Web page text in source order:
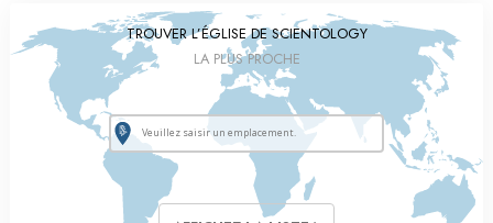
TROUVER L’ÉGLISE DE SCIENTOLOGY
LA PLUS PROCHE